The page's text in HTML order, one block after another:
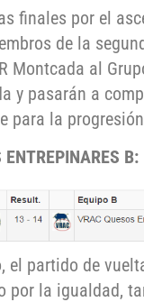
finales por el
de la
Montcada al
y pasarán a
para la
B:
partido de
por la igualdad,